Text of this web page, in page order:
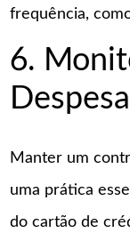
frequência,
6.
Manter um
uma prática
do cartão de